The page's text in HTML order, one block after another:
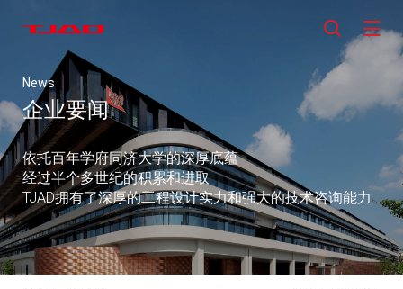
News
企业要闻
依托百年学府同济大学的深厚底蕴
经过半个多世纪的积累和进取
TJAD拥有了深厚的工程设计实力和强大的技术咨询能力